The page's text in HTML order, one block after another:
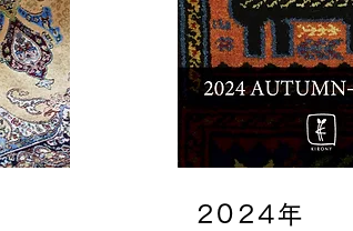
​2024年